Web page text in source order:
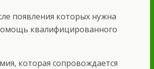
появления которых нужна
квалифицированного
которая сопровождается